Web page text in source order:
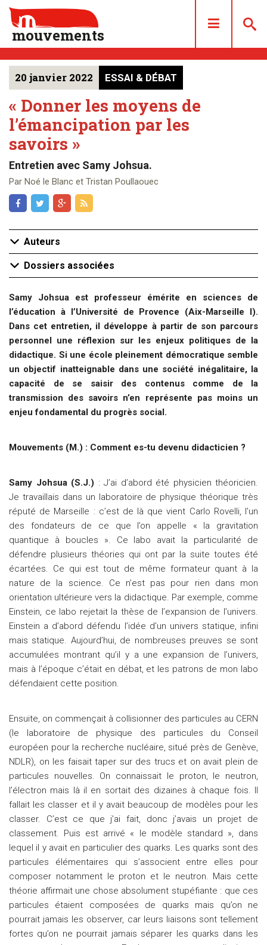
mouvements
DOSSIERS
ARTICLES
LES NUMÉROS
QUI SOMMES NOUS ?
ACHAT/ABONNEMENT
CONTACT
20 janvier 2022 ESSAI & DÉBAT
« Donner les moyens de
l’émancipation par les
savoirs »
Entretien avec Samy Johsua.
Par Noé le Blanc et Tristan Poullaouec
Auteurs
Dossiers associées
Samy Johsua est professeur émérite en sciences de
l’éducation à l’Université de Provence (Aix-Marseille I).
Dans cet entretien, il développe à partir de son parcours
personnel une réflexion sur les enjeux politiques de la
didactique. Si une école pleinement démocratique semble
un objectif inatteignable dans une société inégalitaire, la
capacité de se saisir des contenus comme de la
transmission des savoirs n’en représente pas moins un
enjeu fondamental du progrès social.
Mouvements (M.) : Comment es-tu devenu didacticien ?
Samy Johsua (S.J.) : J’ai d’abord été physicien théoricien.
Je travaillais dans un laboratoire de physique théorique très
réputé de Marseille : c’est de là que vient Carlo Rovelli, l’un
des fondateurs de ce que l’on appelle « la gravitation
quantique à boucles ». Ce labo avait la particularité de
défendre plusieurs théories qui ont par la suite toutes été
écartées. Ce qui est tout de même formateur quant à la
nature de la science. Ce n’est pas pour rien dans mon
orientation ultérieure vers la didactique. Par exemple, comme
Einstein, ce labo rejetait la thèse de l’expansion de l’univers.
Einstein a d’abord défendu l’idée d’un univers statique, infini
mais statique. Aujourd’hui, de nombreuses preuves se sont
accumulées montrant qu’il y a une expansion de l’univers,
mais à l’époque c’était en débat, et les patrons de mon labo
défendaient cette position.
Ensuite, on commençait à collisionner des particules au CERN
(le laboratoire de physique des particules du Conseil
européen pour la recherche nucléaire, situé près de Genève,
NDLR), on les faisait taper sur des trucs et on avait plein de
particules nouvelles. On connaissait le proton, le neutron,
l’électron mais là il en sortait des dizaines à chaque fois. Il
fallait les classer et il y avait beaucoup de modèles pour les
classer. C’est ce que j’ai fait, donc j’avais un projet de
classement. Puis est arrivé « le modèle standard », dans
lequel il y avait en particulier des quarks. Les quarks sont des
particules élémentaires qui s’associent entre elles pour
composer notamment le proton et le neutron. Mais cette
théorie affirmait une chose absolument stupéfiante : que ces
particules étaient composées de quarks mais qu’on ne
pourrait jamais les observer, car leurs liaisons sont tellement
fortes qu’on ne pourrait jamais séparer les quarks dans les